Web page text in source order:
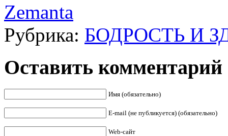
Zemanta
Рубрика: БОДРОСТЬ И
Оставить комментарий
Имя (обязательно)
E-mail (не публикуется) (обязательно)
Web-сайт